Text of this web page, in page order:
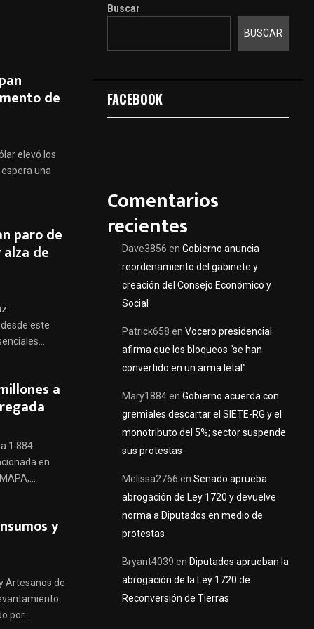
de
elevó los
una
paro de
de
este
a
1.884
en
y
Artesanos de
por...
Buscar
BUSCAR
FACEBOOK
Comentarios
recientes
Dave3856 en Gobierno anuncia
reordenamiento del gabinete y
creación del Consejo Económico y
Social
Patrick658 en Vocero presidencial
afirma que los bloqueos “se han
convertido en un arma letal”
Mary1884en Gobierno acuerda con
gremiales descartar el SIETE-RG y el
monotributo del 5%; sector suspende
sus protestas
Melissa2766 en Senado aprueba
abrogación de Ley 1720 y devuelve
norma a Diputados en medio de
protestas
Bryant4039 en Diputados aprueban la
abrogación de la Ley 1720 de
Reconversión de Tierras